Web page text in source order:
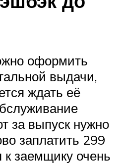
оформить
выдачи,
ждать её
за выпуск нужно
заплатить 299
к заемщику очень